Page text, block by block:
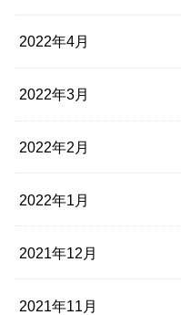
2022年4月
2022年3月
2022年2月
2022年1月
2021年12月
2021年11月